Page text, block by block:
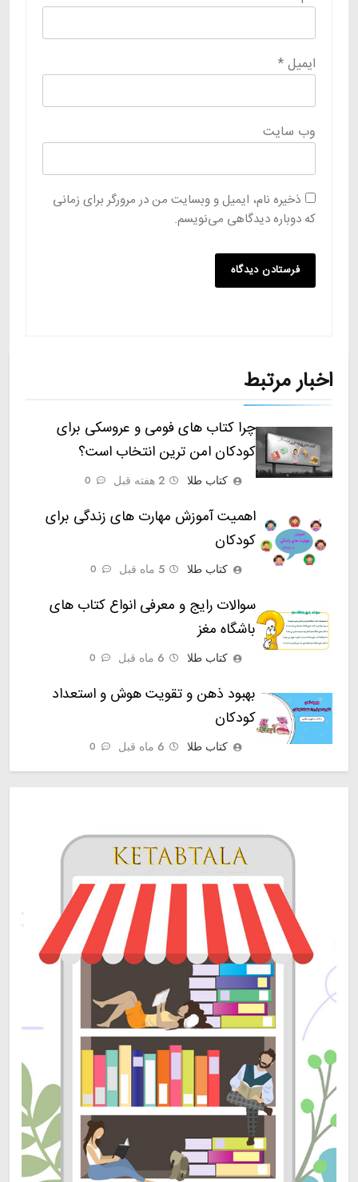
ایمیل*
وب‌ سایت
ذخیره نام، ایمیل و وبسایت من در مرورگر برای زمانی
که دوباره دیدگاهی می‌نویسم.
اخبار مرتبط
چرا کتاب های فومی و عروسکی برای
کودکان امن ترین انتخاب است؟
کتاب طلا 2 هفته قبل 0
اهمیت آموزش مهارت های زندگی برای
کودکان
کتاب طلا 5 ماه قبل 0
سوالات رایج و معرفی انواع کتاب های
باشگاه مغز
کتاب طلا 6 ماه قبل 0
بهبود ذهن و تقویت هوش و استعداد
کودکان
کتاب طلا 6 ماه قبل 0